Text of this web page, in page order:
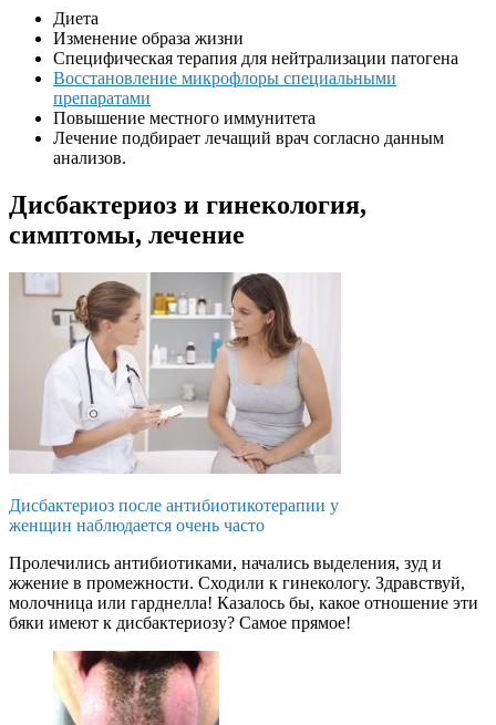
Диета
Изменение образа жизни
Специфическая терапия для нейтрализации патогена
Восстановление микрофлоры специальными
препаратами
Повышение местного иммунитета
Лечение подбирает лечащий врач согласно данным
анализов.
Дисбактериоз и гинекология,
симптомы, лечение
Дисбактериоз после антибиотикотерапии у
женщин наблюдается очень часто
Пролечились антибиотиками, начались выделения, зуд и
жжение в промежности. Сходили к гинекологу. Здравствуй,
молочница или гарднелла! Казалось бы, какое отношение эти
бяки имеют к дисбактериозу? Самое прямое!